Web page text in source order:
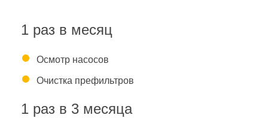
1 раз в месяц
Осмотр насосов
Очистка префильтров
1 раз в 3 месяца